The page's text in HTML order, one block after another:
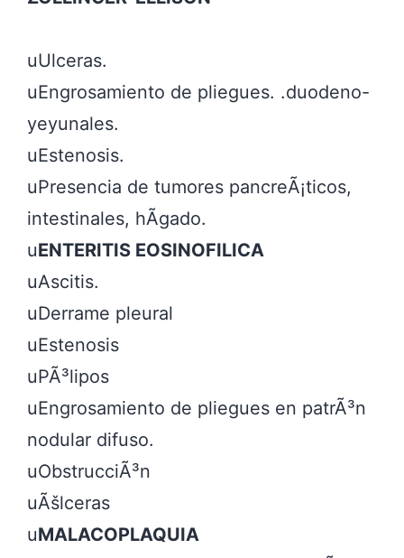
uUlceras.
uEngrosamiento de pliegues. .duodeno-
yeyunales.
uEstenosis.
uPresencia de tumores pancreÃ¡ticos,
intestinales, hÃ­gado.
uENTERITIS EOSINOFILICA
uAscitis.
uDerrame pleural
uEstenosis
uPÃ³lipos
uEngrosamiento de pliegues en patrÃ³n
nodular difuso.
uObstrucciÃ³n
uÃšlceras
uMALACOPLAQUIA